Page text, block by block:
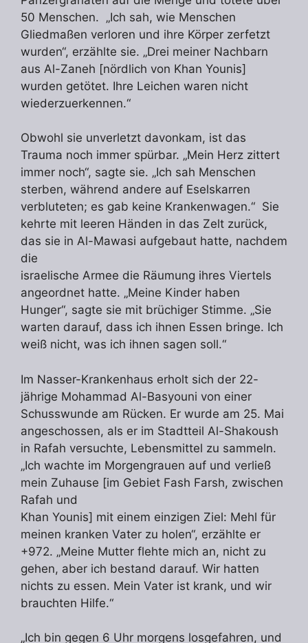
50 Menschen. „Ich sah, wie Menschen
Gliedmaßen verloren und ihre Körper zerfetzt
wurden“, erzählte sie. „Drei meiner Nachbarn
aus Al-Zaneh [nördlich von Khan Younis]
wurden getötet. Ihre Leichen waren nicht
wiederzuerkennen.“
Obwohl sie unverletzt davonkam, ist das
Trauma noch immer spürbar. „Mein Herz zittert
immer noch“, sagte sie. „Ich sah Menschen
sterben, während andere auf Eselskarren
verbluteten; es gab keine Krankenwagen.“ Sie
kehrte mit leeren Händen in das Zelt zurück,
das sie in Al-Mawasi aufgebaut hatte, nachdem
die
israelische Armee die Räumung ihres Viertels
angeordnet hatte. „Meine Kinder haben
Hunger“, sagte sie mit brüchiger Stimme. „Sie
warten darauf, dass ich ihnen Essen bringe. Ich
weiß nicht, was ich ihnen sagen soll.“
Im Nasser-Krankenhaus erholt sich der 22-
jährige Mohammad Al-Basyouni von einer
Schusswunde am Rücken. Er wurde am 25. Mai
angeschossen, als er im Stadtteil Al-Shakoush
in Rafah versuchte, Lebensmittel zu sammeln.
„Ich wachte im Morgengrauen auf und verließ
mein Zuhause [im Gebiet Fash Farsh, zwischen
Rafah und
Khan Younis] mit einem einzigen Ziel: Mehl für
meinen kranken Vater zu holen“, erzählte er
+972. „Meine Mutter flehte mich an, nicht zu
gehen, aber ich bestand darauf. Wir hatten
nichts zu essen. Mein Vater ist krank, und wir
brauchten Hilfe.“
„Ich bin gegen 6 Uhr morgens losgefahren, und